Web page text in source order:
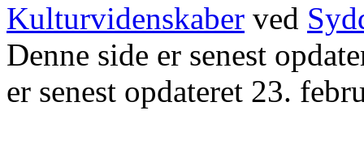
Kulturvidenskaber ved
Denne side er senest
er senest opdateret 23.